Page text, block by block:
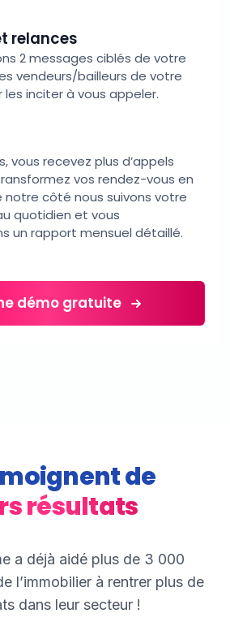
relances
2 messages ciblés de votre
vendeurs/bailleurs de votre
inciter à vous appeler.
vous recevez plus d’appels
vos rendez-vous en
notre côté nous suivons votre
quotidien et vous
un rapport mensuel détaillé.
démo gratuite
de
résultats
a déjà aidé plus de 3 000
l’immobilier à rentrer plus de
dans leur secteur !